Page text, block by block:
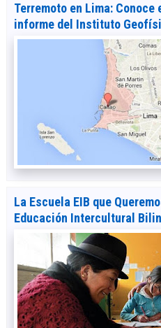
Terremoto en Lima: Conoce
informe del Instituto
La Escuela EIB que
Educación Intercultural